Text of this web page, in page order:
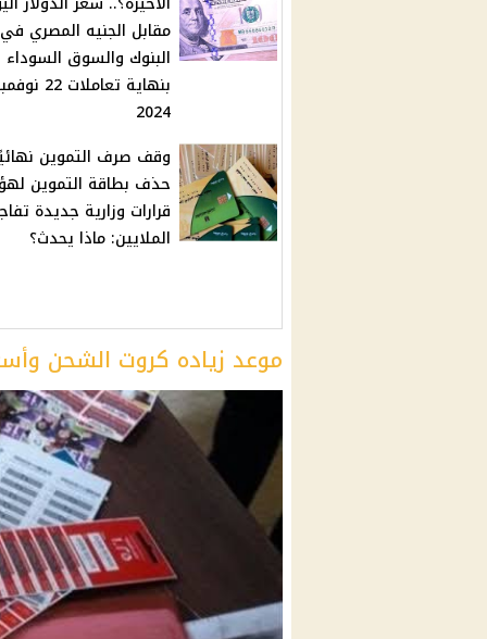
مقابل الجنيه المصري في
البنوك والسوق السوداء
بنهاية تعاملات 22
2024
وقف صرف التموين
حذف بطاقة التموين
قرارات وزارية جديدة
الملايين: ماذا يحدث؟
موعد زياده كروت الشحن